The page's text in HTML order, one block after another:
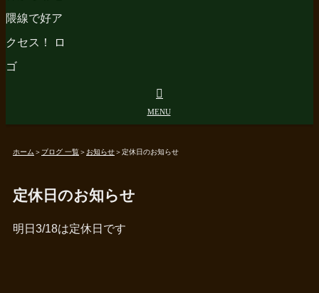
ホーム ＞ ブログ 一覧＞ お知らせ＞定休日のお知らせ
定休日のお知らせ
明日3/18は定休日です